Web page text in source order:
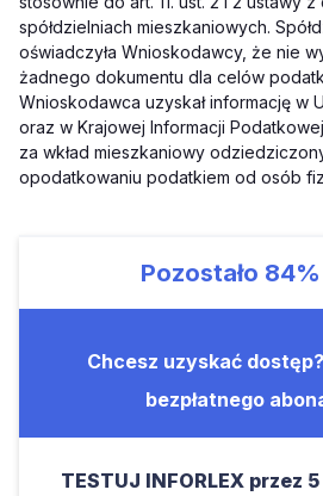
spółdzielniach mieszkaniowych.
oświadczyła Wnioskodawcy, że nie
żadnego dokumentu dla celów
Wnioskodawca uzyskał informację w
oraz w Krajowej Informacji
za wkład mieszkaniowy
opodatkowaniu podatkiem od osób
Pozostało 84%
Chcesz uzyskać
bezpłatnego
TESTUJ INFORLEX przez